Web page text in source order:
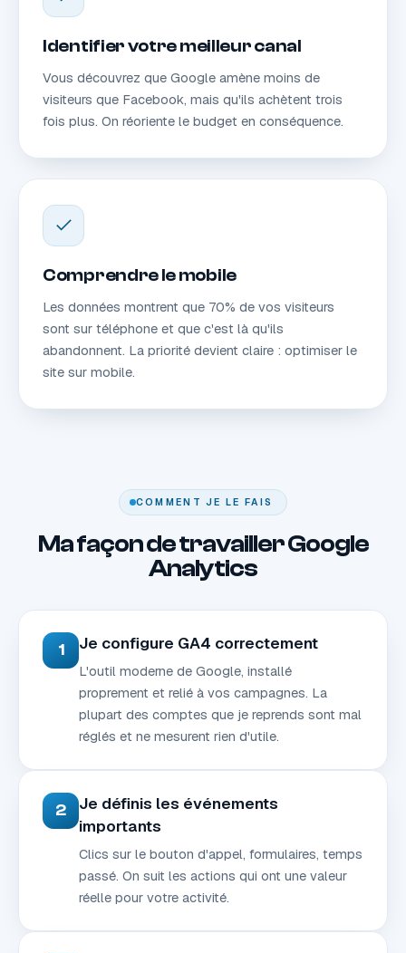
Identifier votre meilleur canal
Vous découvrez que Google amène moins de
visiteurs que Facebook, mais qu'ils achètent trois
fois plus. On réoriente le budget en conséquence.
Comprendre le mobile
Les données montrent que 70% de vos visiteurs
sont sur téléphone et que c'est là qu'ils
abandonnent. La priorité devient claire : optimiser le
site sur mobile.
COMMENT JE LE FAIS
Ma façon de travailler Google
Analytics
1 Je configure GA4 correctement
L'outil moderne de Google, installé
proprement et relié à vos campagnes. La
plupart des comptes que je reprends sont mal
réglés et ne mesurent rien d'utile.
2
Je définis les événements
importants
Clics sur le bouton d'appel, formulaires, temps
passé. On suit les actions qui ont une valeur
réelle pour votre activité.